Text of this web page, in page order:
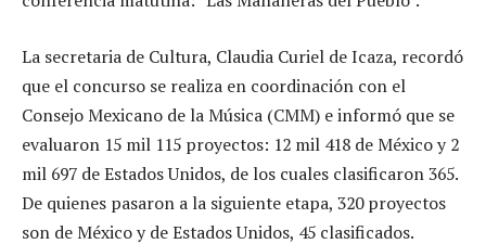
La secretaria de Cultura, Claudia Curiel de Icaza, recordó
que el concurso se realiza en coordinación con el
Consejo Mexicano de la Música (CMM) e informó que se
evaluaron 15 mil 115 proyectos: 12 mil 418 de México y 2
mil 697 de Estados Unidos, de los cuales clasificaron 365.
De quienes pasaron a la siguiente etapa, 320 proyectos
son de México y de Estados Unidos, 45 clasificados.